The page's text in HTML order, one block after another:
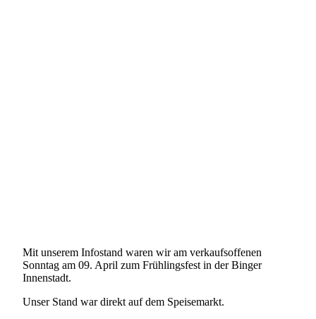
Mit unserem Infostand waren wir am verkaufsoffenen
Sonntag am 09. April zum Frühlingsfest in der Binger
Innenstadt.
Unser Stand war direkt auf dem Speisemarkt.